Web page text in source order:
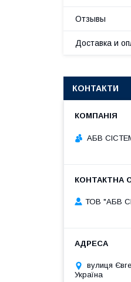
Отзывы
Доставка и
КОНТАКТИ
АБВ
ТОВ "АБВ
вулиця
Україна